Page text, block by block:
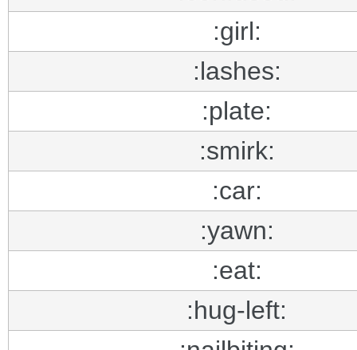
:girl:
:lashes:
:plate:
:smirk:
:car:
:yawn:
:eat:
:hug-left: